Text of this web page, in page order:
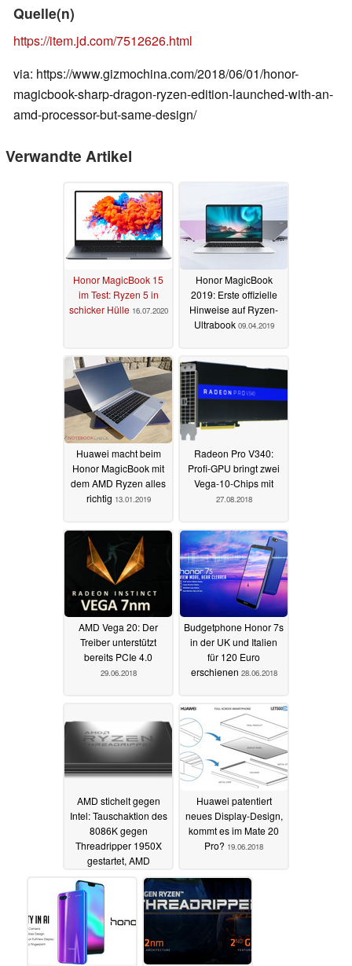
Quelle(n)
https://item.jd.com/7512626.html
via: https://www.gizmochina.com/2018/06/01/honor-
magicbook-sharp-dragon-ryzen-edition-launched-with-an-
amd-processor-but-same-design/
Verwandte Artikel
Honor MagicBook 15
im Test: Ryzen 5 in
schicker Hülle 16.07.2020
Honor MagicBook
2019: Erste offizielle
Hinweise auf Ryzen-
Ultrabook 09.04.2019
Huawei macht beim
Honor MagicBook mit
dem AMD Ryzen alles
richtig 13.01.2019
Radeon Pro V340:
Profi-GPU bringt zwei
Vega-10-Chips mit
27.08.2018
AMD Vega 20: Der
Treiber unterstützt
bereits PCIe 4.0
29.06.2018
Budgetphone Honor 7s
in der UK und Italien
für 120 Euro
erschienen 28.06.2018
AMD stichelt gegen
Intel: Tauschaktion des
8086K gegen
Threadripper 1950X
gestartet, AMD
"übernimmt" Führung
19.06.2018
Huawei patentiert
neues Display-Design,
kommt es im Mate 20
Pro? 19.06.2018